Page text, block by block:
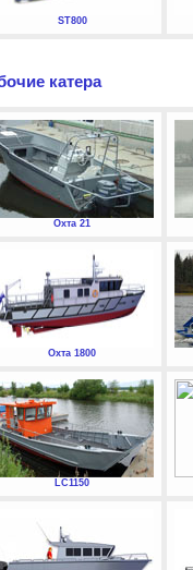
ST800
катера
Охта 21
Охта 1800
LC1150